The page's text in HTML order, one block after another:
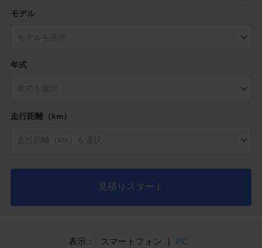
モデル
年式
走行距離（km）
見積りスタート
表示： スマートフォン | PC